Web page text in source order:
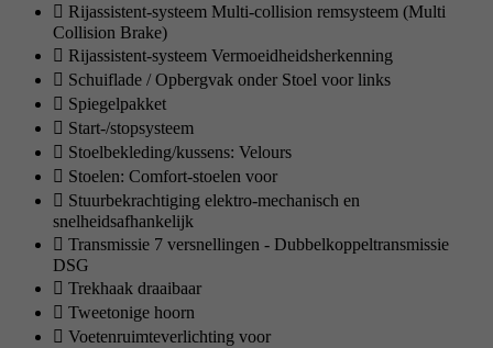
Rijassistent-systeem Multi-collision remsysteem (Multi
Collision Brake)
Rijassistent-systeem Vermoeidheidsherkenning
Schuiflade / Opbergvak onder Stoel voor links
Spiegelpakket
Start-/stopsysteem
Stoelbekleding/kussens: Velours
Stoelen: Comfort-stoelen voor
Stuurbekrachtiging elektro-mechanisch en
snelheidsafhankelijk
Transmissie 7 versnellingen - Dubbelkoppeltransmissie
DSG
Trekhaak draaibaar
Tweetonige hoorn
Voetenruimteverlichting voor